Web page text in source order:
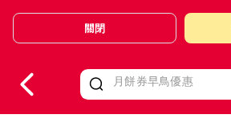
Valid Until 30 June 2026
關閉